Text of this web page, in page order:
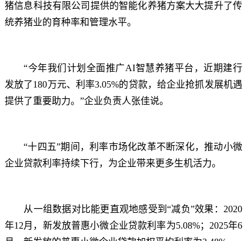
猪信息科技有限公司提供的智能化养猪方案大大提升了传
统养猪业的育种率和管理水平。
“今年我们计划全面推广AI智慧养猪平台，近期建行
发放了180万元、利率3.05%的贷款，给企业抢抓发展机遇
提供了重要助力。”企业负责人张佳说。
“十四五”期间，利率市场化改革不断深化，推动小微
企业贷款利率持续下行，为企业带来更多生机活力。
从一组数据对比能更直观地感受到“减负”效果：2020
年12月，新发放普惠小微企业贷款利率为5.08%；2025年6